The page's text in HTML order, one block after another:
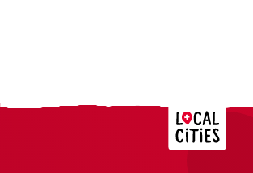
Localcities